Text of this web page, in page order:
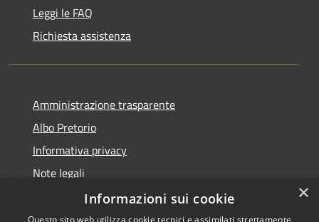
Leggi le FAQ
Richiesta assistenza
Amministrazione trasparente
Albo Pretorio
Informativa privacy
Note legali
Dichiarazione di accessibilità
×
Informazioni sui cookie
Questo sito web utilizza cookie tecnici e assimilati strettamente